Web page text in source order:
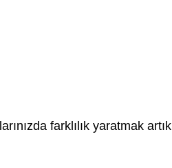
farklılık yaratmak